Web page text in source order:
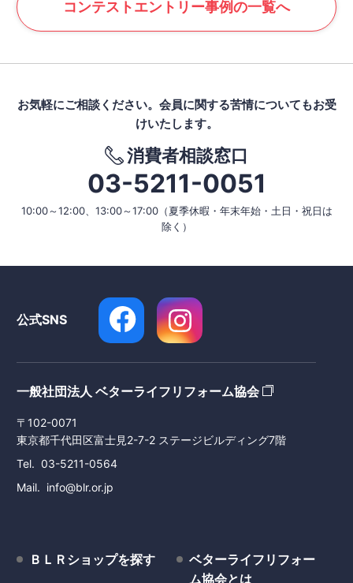
コンテストエントリー事例の一覧へ
お気軽にご相談ください。 会員に関する苦情についてもお受
けいたします。
消費者相談窓口
03-5211-0051
10:00～12:00、13:00～17:00（夏季休暇・年末年始・土日・祝日は
除く）
公式SNS
一般社団法人 ベターライフリフォーム協会
〒102-0071
東京都千代田区富士見2-7-2 ステージビルディング7階
Tel
03-5211-0564
Mail
info@blr.or.jp
ＢＬＲショップを探す
ベターライフリフォー
ム協会とは